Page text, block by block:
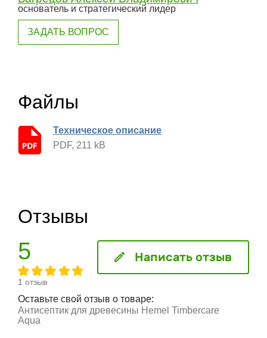
основатель и стратегический лидер
ЗАДАТЬ ВОПРОС
Файлы
Техническое описание
PDF, 211 kB
Отзывы
5
1 отзыв
Написать отзыв
Оставьте свой отзыв о товаре:
Антисептик для древесины Hemel Timbercare
Aqua